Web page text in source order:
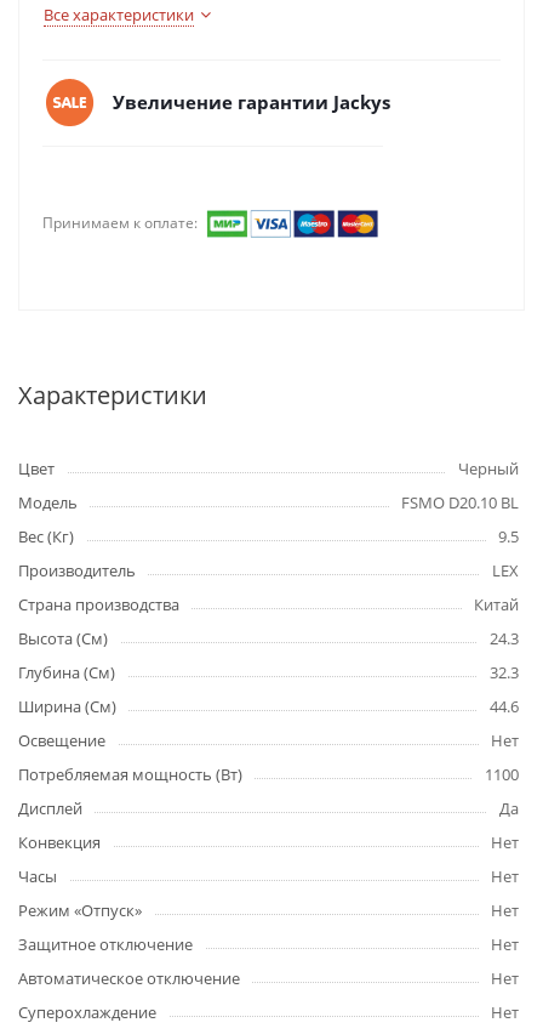
Все характеристики
Увеличение гарантии Jackys
Принимаем к оплате:
Характеристики
Цвет
Черный
Модель
FSMO D20.10 BL
Вес (Кг)
9.5
Производитель
LEX
Страна производства
Китай
Высота (См)
24.3
Глубина (См)
32.3
Ширина (См)
44.6
Освещение
Нет
Потребляемая мощность (Вт)
1100
Дисплей
Да
Конвекция
Нет
Часы
Нет
Режим «Отпуск»
Нет
Защитное отключение
Нет
Автоматическое отключение
Нет
Суперохлаждение
Нет